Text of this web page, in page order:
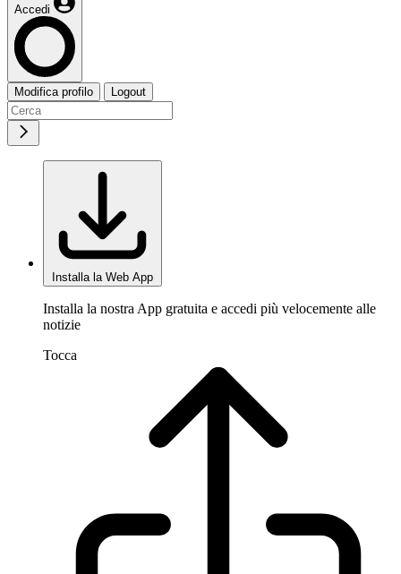
Accedi
Modifica profilo Logout
Installa la Web App
Installa la nostra App gratuita e accedi più velocemente alle
notizie
Tocca